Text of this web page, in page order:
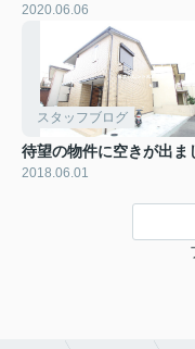
2020.06.06
スタッフブログ
待望の物件に空きが出ま
2018.06.01